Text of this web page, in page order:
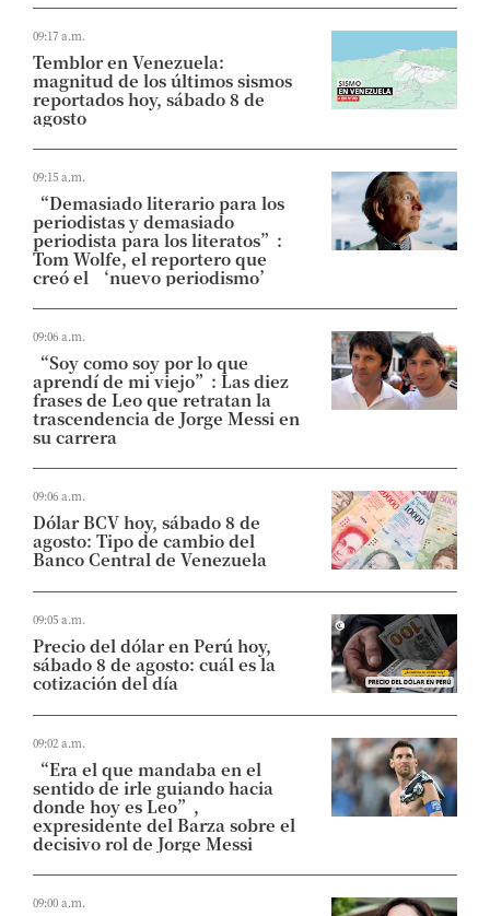
09:17 a.m.
Temblor en Venezuela:
magnitud de los últimos sismos
reportados hoy, sábado 8 de
agosto
09:15 a.m.
“Demasiado literario para los
periodistas y demasiado
periodista para los literatos”:
Tom Wolfe, el reportero que
creó el ‘nuevo periodismo’
09:06 a.m.
“Soy como soy por lo que
aprendí de mi viejo”: Las diez
frases de Leo que retratan la
trascendencia de Jorge Messi en
su carrera
09:06 a.m.
Dólar BCV hoy, sábado 8 de
agosto: Tipo de cambio del
Banco Central de Venezuela
09:05 a.m.
Precio del dólar en Perú hoy,
sábado 8 de agosto: cuál es la
cotización del día
09:02 a.m.
“Era el que mandaba en el
sentido de irle guiando hacia
donde hoy es Leo”,
expresidente del Barza sobre el
decisivo rol de Jorge Messi
09:00 a.m.